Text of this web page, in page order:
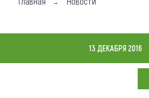
Где поесть
Карта
13 ДЕКАБРЯ 2016